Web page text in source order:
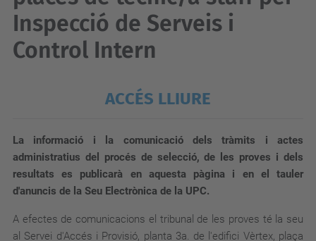
Inspecció de Serveis i
Control Intern
ACCÉS LLIURE
La informació i la comunicació dels tràmits i actes
administratius del procés de selecció, de les proves i dels
resultats es publicarà en aquesta pàgina i en el tauler
d'anuncis de la Seu Electrònica de la UPC.
A efectes de comunicacions el tribunal de les proves té la seu
al Servei d'Accés i Provisió, planta 3a. de l'edifici Vèrtex, plaça